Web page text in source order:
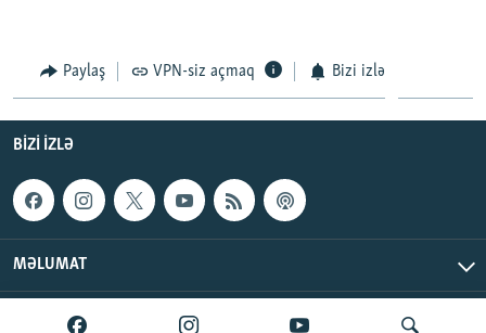
XƏBƏR BÜLLETENLƏRIMIZ
Paylaş VPN-siz açmaq Bizi izlə
BIZI IZLƏ
MƏLUMAT
AzadlıqRadiosu © 2026 Inc. | Bütün hüquqlar qorunur